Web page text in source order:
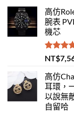
高仿
腕表
機芯
評分
滿分 5
NT$
高仿
耳環，
以說無
自留哈